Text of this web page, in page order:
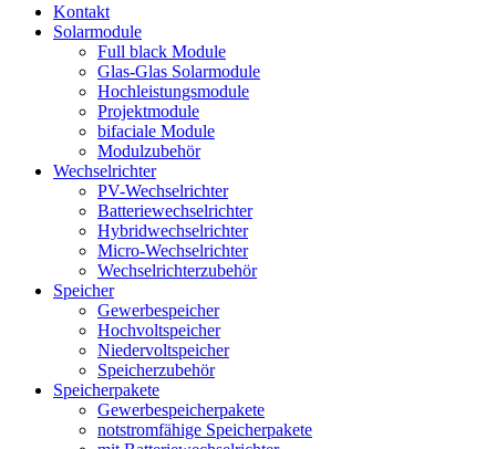
Kontakt
Solarmodule
Full black Module
Glas-Glas Solarmodule
Hochleistungsmodule
Projektmodule
bifaciale Module
Modulzubehör
Wechselrichter
PV-Wechselrichter
Batteriewechselrichter
Hybridwechselrichter
Micro-Wechselrichter
Wechselrichterzubehör
Speicher
Gewerbespeicher
Hochvoltspeicher
Niedervoltspeicher
Speicherzubehör
Speicherpakete
Gewerbespeicherpakete
notstromfähige Speicherpakete